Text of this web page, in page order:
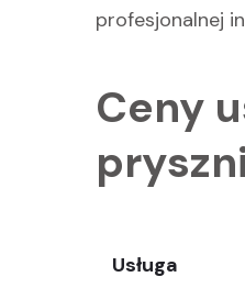
profesjonalnej
Ceny
Usługa